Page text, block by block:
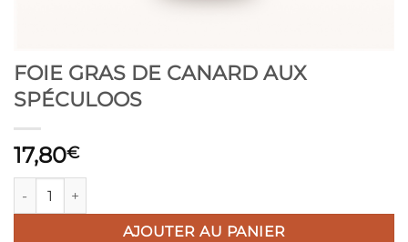
FOIE GRAS DE CANARD AUX
SPÉCULOOS
17,80€
quantité de FOIE GRAS DE CANARD AUX SPÉCULOOS
AJOUTER AU PANIER